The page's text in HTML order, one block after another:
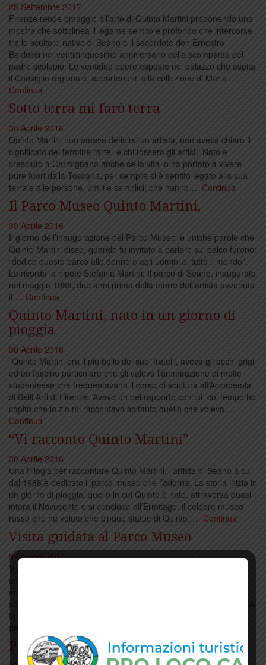
25 Settembre 2017
Firenze rende omaggio all’arte di Quinto Martini proponendo una
mostra che sottolinea il legame sentito e profondo che intercorse
tra lo scultore nativo di Seano e il sacerdote don Ernestro
Balducci nel venticinquesimo anniversario della scomparsa del
padre scolopio. Le ventidue opere esposte nel palazzo che ospita
il Consiglio regionale, appartenenti alla collezione di Maria …
Continua
Sotto terra mi farò terra
30 Aprile 2016
Quinto Martini non amava definirsi un artista, non aveva chiaro il
significato del termine “arte” e chi fossero gli artisti. Nato e
cresciuto a Carmignano anche se la vita lo ha portato a vivere
pure fuori dalla Toscana, per sempre si è sentito legato alla sua
terra e alle persone, umili e semplici, che hanno … Continua
Il Parco Museo Quinto Martini,
30 Aprile 2016
Il giorno dell’inaugurazione del Parco Museo le uniche parole che
Quinto Martini disse, quando fu invitato a parlare sul palco furono:
“dedico questo parco alle donne e agli uomini di tutto il mondo”.
Lo ricorda la nipote Stefania Martini. Il parco di Seano, inaugurato
nel maggio 1988, due anni prima della morte dell’artista avvenuta
il … Continua
Quinto Martini, nato in un giorno di
pioggia
30 Aprile 2016
“Quinto Martini era il più bello dei suoi fratelli, aveva gli occhi grigi
ed un fascino particolare che gli valeva l’ammirazione di molte
studentesse che frequentavano il corso di scultura all’Accademia
di Belli Arti di Firenze. Avevo un bel rapporto con lui, col tempo ho
capito che lo zio mi raccontava soltanto quello che voleva …
Continua
“Vi racconto Quinto Martini”
30 Aprile 2016
Una trilogia per raccontare Quinto Martini, l’artista di Seano a cui
dal 1988 è dedicato il parco museo che l’adorna. La storia inizia in
un giorno di pioggia, quello in cui Quinto è nato, attraversa quasi
intera il Novecento e si conclude all’Ermitage, il celebre museo
russo che ha voluto che cinque statue di Quinto, … Continua
Visita guidata al Parco Museo
8 Ottobre 2015
Visita guidata al Parco Museo “Quinto Martini” di Seano con gli
amici dei musei d’arte contemporanea italiana. L’appuntamento
era sabato 10 ottobre, poi rinviato per il maltempo. L’iniziativa è
stata così spostata a domenica 18 ottonbre, sempre alle 15.30. A
far da guida tra le trentasei fusioni in bronzo del parco all’aperto
dedicato dal 1988 …
Premiato Opificio Pietre Dure